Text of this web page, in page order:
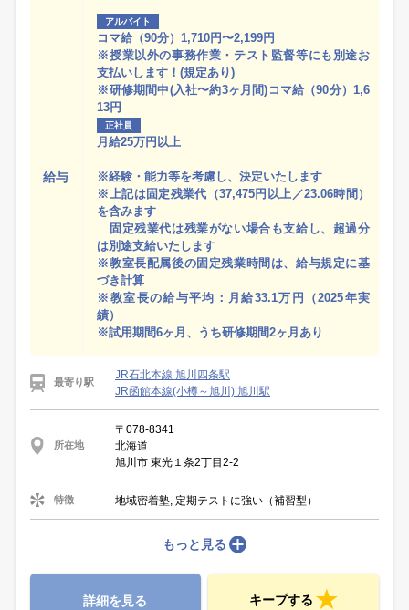
給与
アルバイト
コマ給（90分）1,710円〜2,199円
※授業以外の事務作業・テスト監督等にも別途お
支払いします！(規定あり)
※研修期間中(入社〜約3ヶ月間)コマ給（90分）1,6
13円
正社員
月給25万円以上
※経験・能力等を考慮し、決定いたします
※上記は固定残業代（37,475円以上／23.06時間）
を含みます
固定残業代は残業がない場合も支給し、超過分
は別途支給いたします
※教室長配属後の固定残業時間は、給与規定に基
づき計算
※教室長の給与平均：月給33.1万円（2025年実
績）
※試用期間6ヶ月、うち研修期間2ヶ月あり
最寄り駅
JR石北本線 旭川四条駅
JR函館本線(小樽～旭川) 旭川駅
所在地
〒078-8341
北海道
旭川市 東光１条2丁目2-2
特徴 地域密着塾, 定期テストに強い（補習型）
もっと見る
詳細を見る キープする